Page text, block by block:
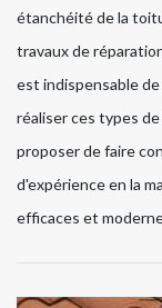
étanchéité de la
travaux de
est indispensable
réaliser ces types
proposer de faire
d'expérience en la
efficaces et